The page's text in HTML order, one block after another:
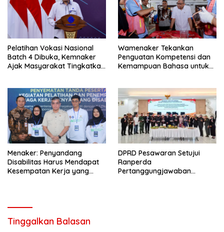
Pelatihan Vokasi Nasional
Batch 4 Dibuka, Kemnaker
Ajak Masyarakat Tingkatkan
Wamenaker Tekankan
Penguatan Kompetensi dan
Kemampuan Bahasa untuk
Menaker: Penyandang
Disabilitas Harus Mendapat
Kesempatan Kerja yang
DPRD Pesawaran Setujui
Ranperda
Pertanggungjawaban
Tinggalkan Balasan